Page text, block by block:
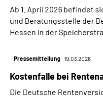
Ab 1. April 2026 befindet
und Beratungsstelle der
Hessen in der
Pressemitteilung 19.03.2026
Kostenfalle bei
Die Deutsche